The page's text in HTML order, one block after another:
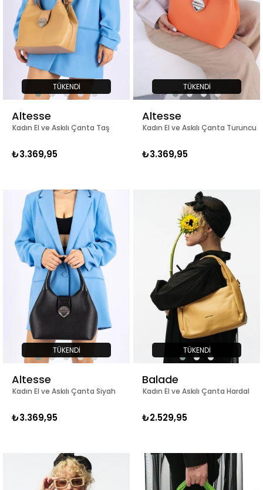
TÜKENDI
Kadın El ve Askılı Çanta Taş
Altesse
₺3.369,95
TÜKENDI
Kadın El ve Askılı Çanta Turuncu
Altesse
₺3.369,95
TÜKENDI
Kadın El ve Askılı Çanta Siyah
Altesse
₺3.369,95
TÜKENDI
Kadın El ve Askılı Çanta Hardal
Balade
₺2.529,95